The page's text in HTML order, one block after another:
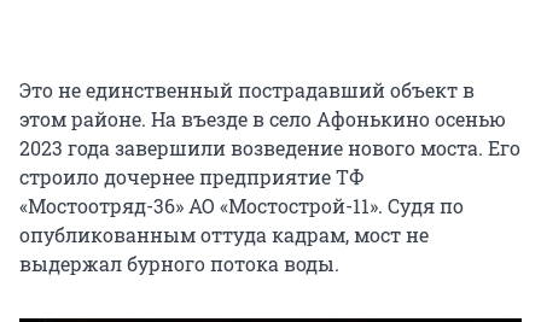
Это не единственный пострадавший объект в
этом районе. На въезде в село Афонькино осенью
2023 года завершили возведение нового моста. Его
строило дочернее предприятие ТФ
«Мостоотряд-36» АО «Мостострой-11». Судя по
опубликованным оттуда кадрам, мост не
выдержал бурного потока воды.